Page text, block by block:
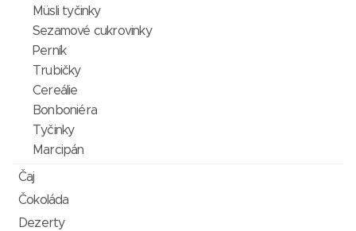
Müsli tyčinky
Sezamové cukrovinky
Perník
Trubičky
Cereálie
Bonboniéra
Tyčinky
Marcipán
Čaj
Čokoláda
Dezerty